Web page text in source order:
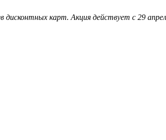
карт. Акция действует с 29